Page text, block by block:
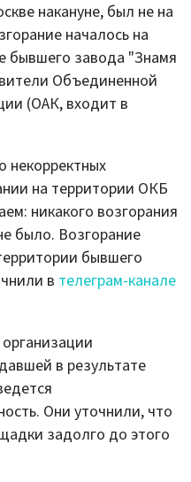
накануне, был не на
началось на
бывшего завода "Знамя
Объединенной
(ОАК, входит в
некорректных
на территории ОКБ
никакого возгорания
было. Возгорание
бывшего
в телеграм-канале
в результате
Они уточнили, что
задолго до этого